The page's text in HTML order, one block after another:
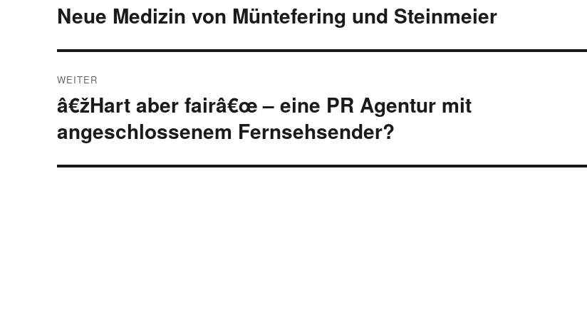
Vorheriger
Neue Medizin von Müntefering und Steinmeier
WEITER
Nächster
â€žHart aber fairâ€œ – eine PR Agentur mit
angeschlossenem Fernsehsender?